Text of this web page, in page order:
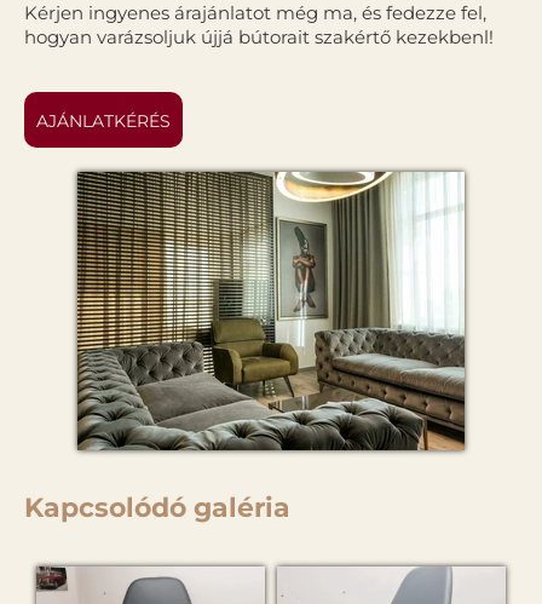
Kérjen ingyenes árajánlatot még ma, és fedezze fel,
hogyan varázsoljuk újjá bútorait szakértő kezekbenl!
AJÁNLATKÉRÉS
Kapcsolódó galéria